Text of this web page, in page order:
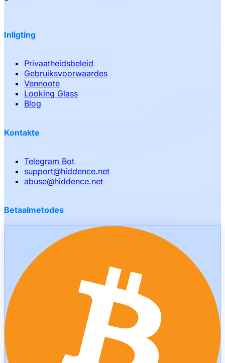
Inligting
Privaatheidsbeleid
Gebruiksvoorwaardes
Vennoote
Looking Glass
Blog
Kontakte
Telegram Bot
support@hiddence.net
abuse@hiddence.net
Betaalmetodes